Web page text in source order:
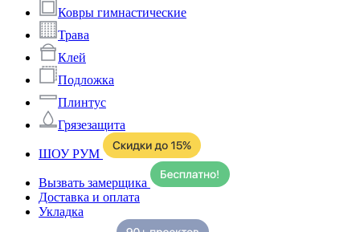
Ковры гимнастические
Трава
Клей
Подложка
Плинтус
Грязезащита
ШОУ РУМ
Вызвать замерщика
Доставка и оплата
Укладка